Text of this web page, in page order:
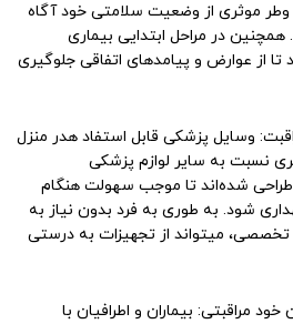
موثری از وضعیت سلامتی خود آگاه
همچنین در مراحل ابتدایی بیماری
تا از عوارض و پیامدهای اتفاقی جلوگیری
وسایل پزشکی قابل استفاد هدر منزل
نسبت به سایر لوازم پزشکی
طراحی شده‌اند تا موجب سهولت هنگام
شود. به طوری به فرد بدون نیاز به
میتواند از تجهیزات به درستی
خود مراقبتی: بیماران و اطرافیان با